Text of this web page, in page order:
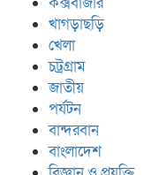
খাগড়াছড়ি
খেলা
চট্রগ্রাম
জাতীয়
পর্যটন
বান্দরবান
বাংলাদেশ